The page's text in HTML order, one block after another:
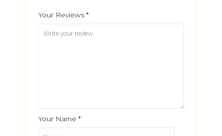
Your Reviews*
Your Name*